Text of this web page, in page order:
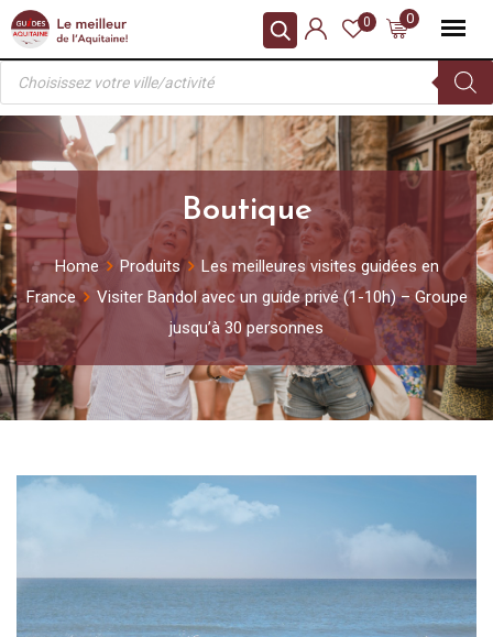
Skip
content
0
0
Recherche
produits
Boutique
Home Produits
Les meilleures visites guidées en
France
Visiter Bandol avec un guide privé (1-10h) – Groupe
jusqu’à 30 personnes